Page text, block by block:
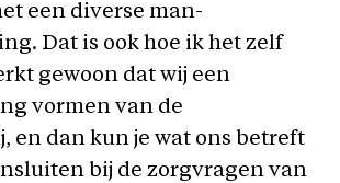
een diverse man-
Dat is ook hoe ik het zelf
gewoon dat wij een
vormen van de
en dan kun je wat ons betreft
bij de zorgvragen van